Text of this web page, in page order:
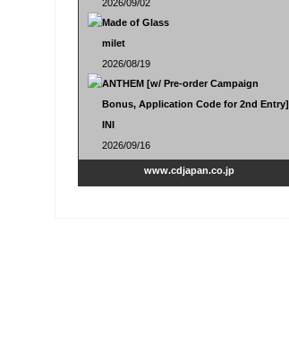
2026/09/02
Made of Glass
milet
2026/08/19
ANTHEM [w/ Pre-order Campaign
Bonus, Application Code for 2nd Entry]
INI
2026/09/16
www.cdjapan.co.jp